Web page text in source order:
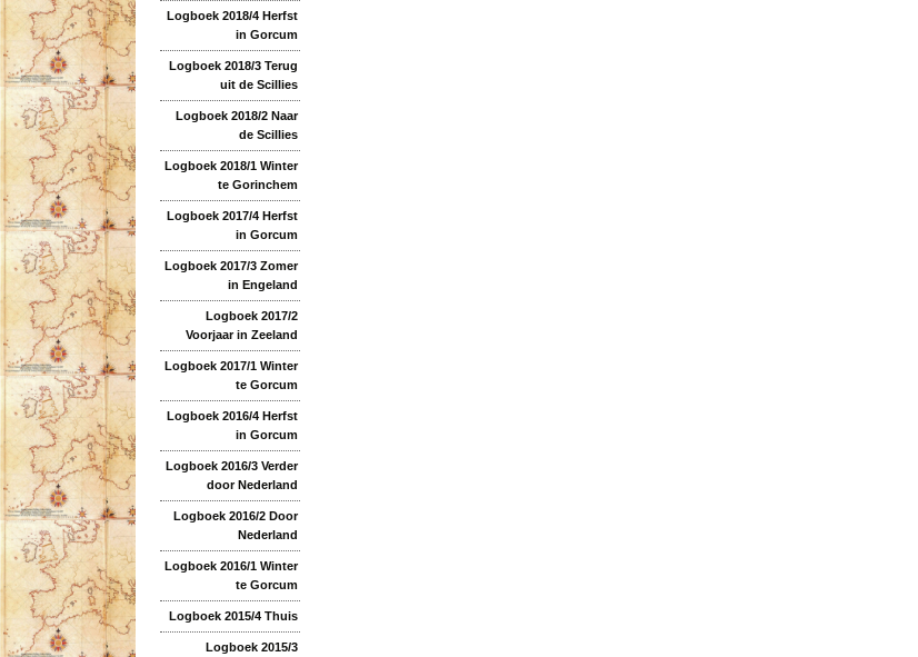
Logboek 2018/4 Herfst
in Gorcum
Logboek 2018/3 Terug
uit de Scillies
Logboek 2018/2 Naar
de Scillies
Logboek 2018/1 Winter
te Gorinchem
Logboek 2017/4 Herfst
in Gorcum
Logboek 2017/3 Zomer
in Engeland
Logboek 2017/2
Voorjaar in Zeeland
Logboek 2017/1 Winter
te Gorcum
Logboek 2016/4 Herfst
in Gorcum
Logboek 2016/3 Verder
door Nederland
Logboek 2016/2 Door
Nederland
Logboek 2016/1 Winter
te Gorcum
Logboek 2015/4 Thuis
Logboek 2015/3